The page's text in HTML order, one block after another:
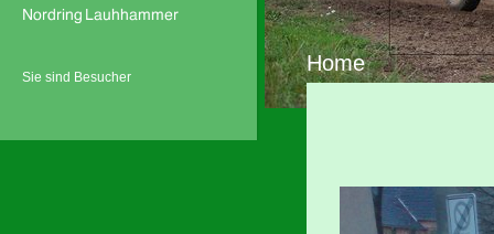
Sie sind Besucher
Home